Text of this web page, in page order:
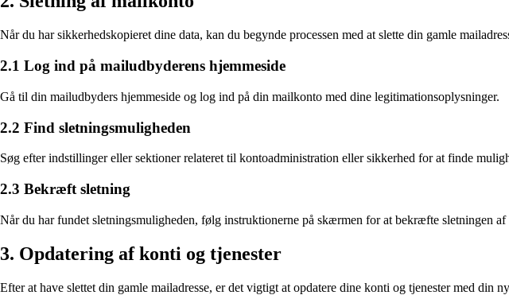
Når du har sikkerhedskopieret dine data, kan du begynde processen med at slette din gamle
2.1 Log ind på mailudbyderens hjemmeside
Gå til din mailudbyders hjemmeside og log ind på din mailkonto med dine legitimationsoplysninger.
2.2 Find sletningsmuligheden
Søg efter indstillinger eller sektioner relateret til kontoadministration eller sikkerhed for at finde
2.3 Bekræft sletning
Når du har fundet sletningsmuligheden, følg instruktionerne på skærmen for at bekræfte sletningen
3. Opdatering af konti og tjenester
Efter at have slettet din gamle mailadresse, er det vigtigt at opdatere dine konti og tjenester med din